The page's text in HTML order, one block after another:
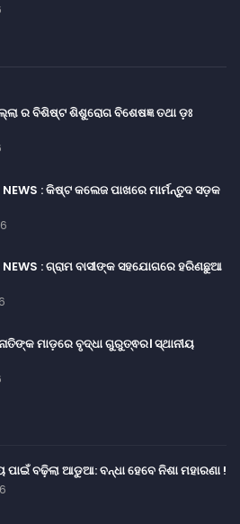
ର ବିଶିଷ୍ଟ ଶିଶୁରୋଗ ବିଶେଷଜ୍ଞ ତଥା ଡ଼ଃ
NEWS : କିଷ୍ଟ କଲେଜ ପାଖରେ ମାର୍ମନ୍ତୁଦ ସଡ଼କ
NEWS : ଗ୍ରାମ ବାସୀଙ୍କ ସହଯୋଗରେ ହରିଣଛୁଆ
ମାଡ଼ରେ ବୃଦ୍ଧା ଗୁରୁତ୍ଵର। ସ୍ଥାନୀୟ
ବଢ଼ିଲା ଆଡୁଆ: ବନ୍ଧା ହେବେ ନିଶା ମହାରଣା !